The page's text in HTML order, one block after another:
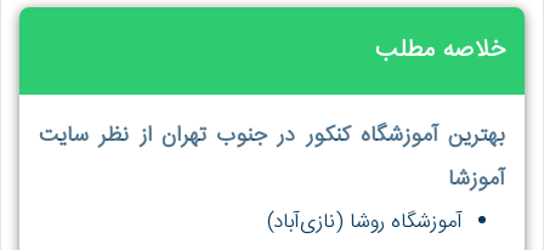
خلاصه مطلب
بهترین آموزشگاه کنکور در جنوب تهران از نظر سایت
آموزشا
آموزشگاه روشا (نازی‌آباد)